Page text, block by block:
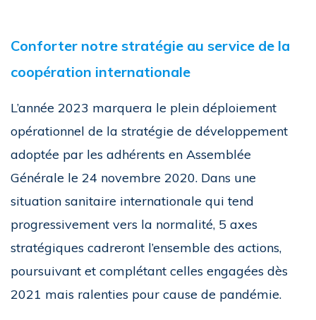
Conforter notre stratégie au service de la
coopération internationale
L’année 2023 marquera le plein déploiement
opérationnel de la stratégie de développement
adoptée par les adhérents en Assemblée
Générale le 24 novembre 2020. Dans une
situation sanitaire internationale qui tend
progressivement vers la normalité, 5 axes
stratégiques cadreront l’ensemble des actions,
poursuivant et complétant celles engagées dès
2021 mais ralenties pour cause de pandémie.